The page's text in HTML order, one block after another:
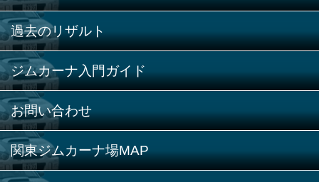
過去のリザルト
ジムカーナ入門ガイド
お問い合わせ
関東ジムカーナ場MAP